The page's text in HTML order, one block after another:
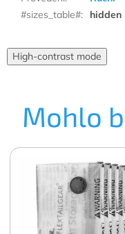
#sizes_table#: hidden
High-contrast mode
Mohlo